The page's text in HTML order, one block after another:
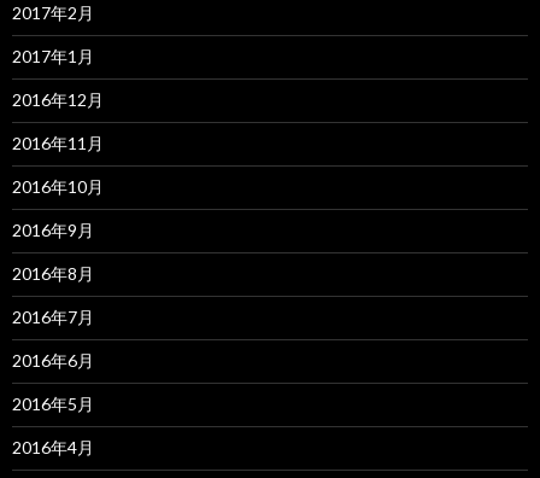
2017年2月
2017年1月
2016年12月
2016年11月
2016年10月
2016年9月
2016年8月
2016年7月
2016年6月
2016年5月
2016年4月